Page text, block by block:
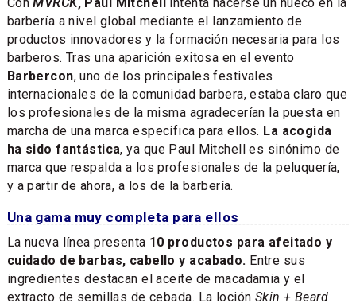
barbería a nivel global mediante el lanzamiento de
productos innovadores y la formación necesaria para los
barberos. Tras una aparición exitosa en el evento
Barbercon, uno de los principales festivales
internacionales de la comunidad barbera, estaba claro que
los profesionales de la misma agradecerían la puesta en
marcha de una marca específica para ellos. La acogida
ha sido fantástica, ya que Paul Mitchell es sinónimo de
marca que respalda a los profesionales de la peluquería,
y a partir de ahora, a los de la barbería.
Una gama muy completa para ellos
La nueva línea presenta 10 productos para afeitado y
cuidado de barbas, cabello y acabado. Entre sus
ingredientes destacan el aceite de macadamia y el
extracto de semillas de cebada. La loción Skin + Beard